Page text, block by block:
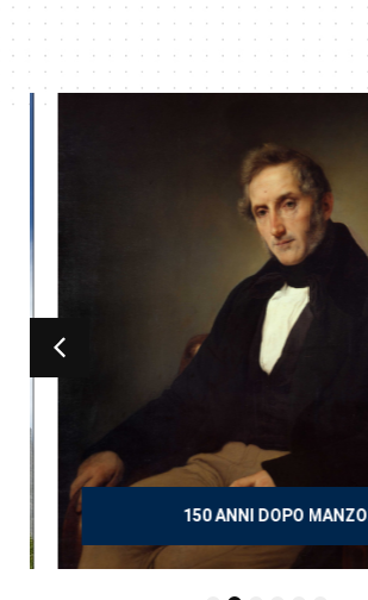
150 ANNI DOPO MANZONI